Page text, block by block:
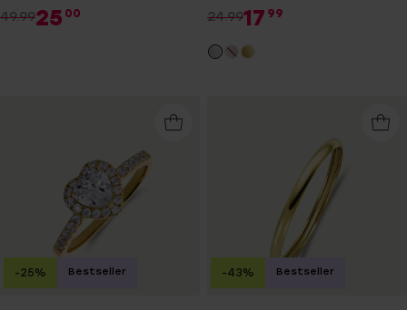
49.9925 00
24.9917 99
-25% Bestseller -43% Bestseller